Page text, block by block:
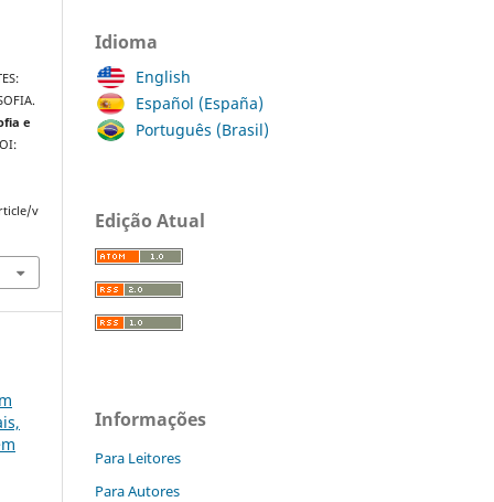
e
v
Idioma
English
Español (España)
Português (Brasil)
Edição Atual
Informações
Para Leitores
Para Autores